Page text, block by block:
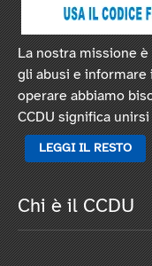
La nostra missione
gli abusi e informare
operare abbiamo
CCDU significa
LEGGI IL RESTO
Chi è il CCDU